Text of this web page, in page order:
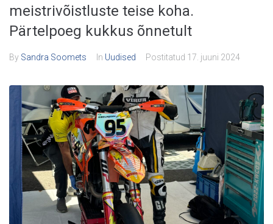
meistrivõistluste teise koha.
Pärtelpoeg kukkus õnnetult
By Sandra Soomets In Uudised Postitatud 17. juuni 2024